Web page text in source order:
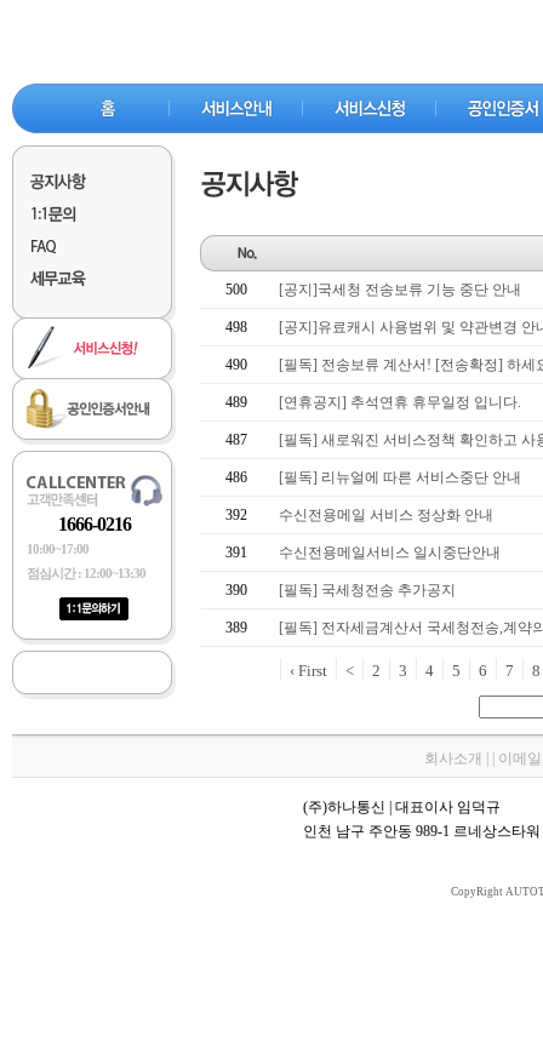
1666-0216
10:00~17:00
점심시간 : 12:00~13:30
500 [공지]국세청 전송보류 기능 중단 안내
498 [공지]유료캐시 사용범위 및 약관변경 안
490 [필독] 전송보류 계산서! [전송확정] 하세
489 [연휴공지] 추석연휴 휴무일정 입니다.
487 [필독] 새로워진 서비스정책 확인하고 사
486 [필독] 리뉴얼에 따른 서비스중단 안내
392 수신전용메일 서비스 정상화 안내
391 수신전용메일서비스 일시중단안내
390 [필독] 국세청전송 추가공지
389 [필독] 전자세금계산서 국세청전송,계약
‹ First < 2 3 4 5 6 7 8
회사소개 | | 이메
(주)하나통신 | 대표이사 임덕규
인천 남구 주안동 989-1 르네상스타
CopyRight